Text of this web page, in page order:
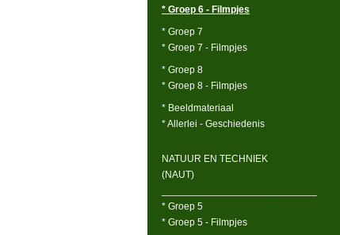
* Groep 6 - Filmpjes
* Groep 7
* Groep 7 - Filmpjes
* Groep 8
* Groep 8 - Filmpjes
* Beeldmateriaal
* Allerlei - Geschiedenis
NATUUR EN TECHNIEK
(NAUT)
* Groep 5
* Groep 5 - Filmpjes